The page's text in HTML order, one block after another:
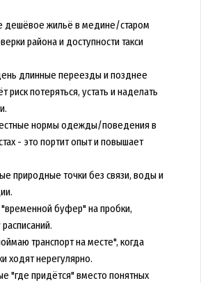
дешёвое жильё в медине/старом
района и доступности такси
длинные переезды и позднее
риск потеряться, устать и наделать
нормы одежды/поведения в
- это портит опыт и повышает
природные точки без связи, воды и
буфер" на пробки,
транспорт на месте", когда
ходят нерегулярно.
"где придётся" вместо понятных